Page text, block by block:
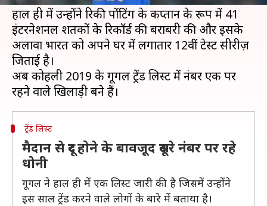
हाल ही में उन्होंने रिकी पोंटिंग के कप्तान के रूप में 41
इंटरनेशनल शतकों के रिकॉर्ड की बराबरी की और इसके
अलावा भारत को अपने घर में लगातार 12वीं टेस्ट सीरीज़
जिताई है।
अब कोहली 2019 के गूगल ट्रेंड लिस्ट में नंबर एक पर
ट्रेंड लिस्ट
मैदान से दूर होने के बावजूद दूसरे नंबर पर रहे
धोनी
गूगल ने हाल ही में एक लिस्ट जारी की है जिसमें उन्होंने
इस साल ट्रेंड करने वाले लोगों के बारे में बताया है।